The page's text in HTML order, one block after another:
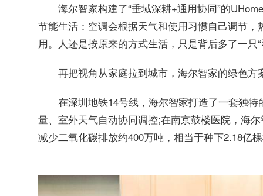
海尔智家构建了“垂域深耕+通用协同”的
节能生活：空调会根据天气和使用习惯自己调节
用。人还是按原来的方式生活，只是背后多了一
再把视角从家庭拉到城市，海尔智家的绿色方
在深圳地铁14号线，海尔智家打造了一套独
量、室外天气自动协同调控;在南京鼓楼医院，海
减少二氧化碳排放约400万吨，相当于种下2.18亿